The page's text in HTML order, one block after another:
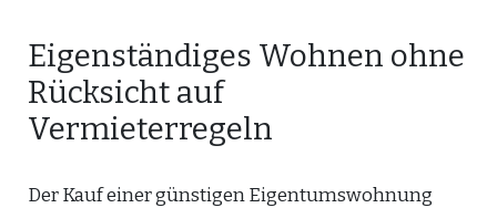
Eigenständiges Wohnen ohne
Rücksicht auf
Vermieterregeln
Der Kauf einer günstigen Eigentumswohnung